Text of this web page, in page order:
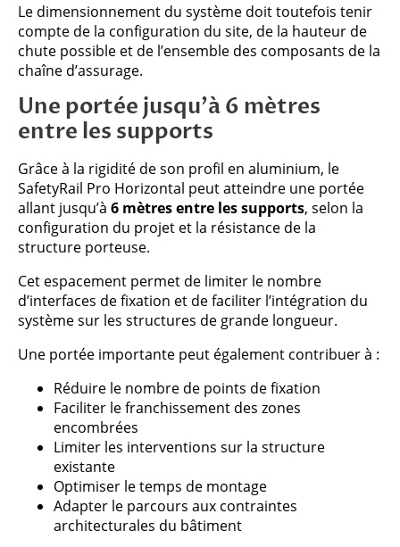
Le dimensionnement du système doit toutefois tenir
compte de la configuration du site, de la hauteur de
chute possible et de l’ensemble des composants de la
chaîne d’assurage.
Une portée jusqu’à 6 mètres
entre les supports
Grâce à la rigidité de son profil en aluminium, le
SafetyRail Pro Horizontal peut atteindre une portée
allant jusqu’à 6 mètres entre les supports, selon la
configuration du projet et la résistance de la
structure porteuse.
Cet espacement permet de limiter le nombre
d’interfaces de fixation et de faciliter l’intégration du
système sur les structures de grande longueur.
Une portée importante peut également contribuer à :
Réduire le nombre de points de fixation
Faciliter le franchissement des zones
encombrées
Limiter les interventions sur la structure
existante
Optimiser le temps de montage
Adapter le parcours aux contraintes
architecturales du bâtiment